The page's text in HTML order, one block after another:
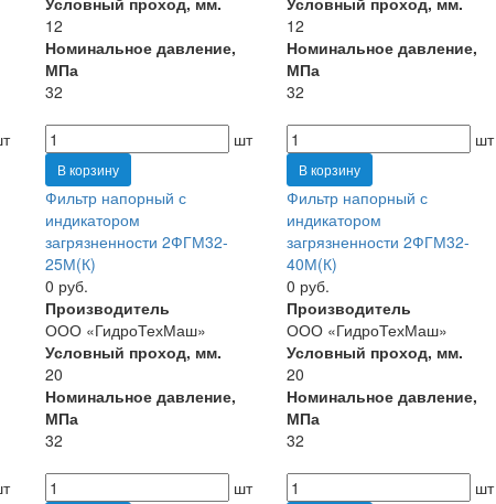
12
Номинальное давление,
МПа
32
шт
В корзину
12
Номинальное давление,
МПа
32
шт
В корзину
Фильтр напорный с
индикатором
загрязненности 2ФГМ32-
25М(К)
0 руб.
Производитель
ООО «ГидроТехМаш»
Условный проход, мм.
20
Номинальное давление,
МПа
32
шт
Фильтр напорный с
индикатором
загрязненности 2ФГМ32-
40М(К)
0 руб.
Производитель
ООО «ГидроТехМаш»
Условный проход, мм.
20
Номинальное давление,
МПа
32
шт